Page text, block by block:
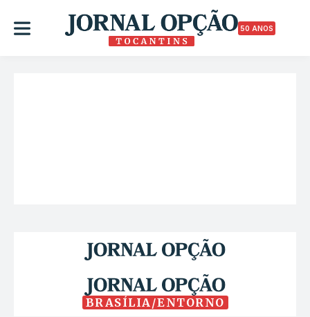
50 ANOS
BRASÍLIA/ENTORNO